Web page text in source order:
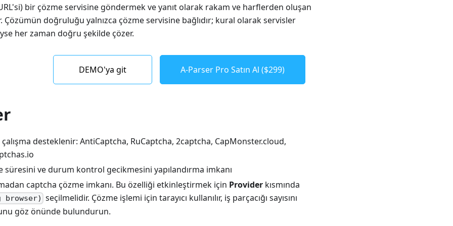
URL'si) bir çözme servisine göndermek ve yanıt olarak rakam ve harflerden oluşan
Çözümün doğruluğu yalnızca çözme servisine bağlıdır; kural olarak servisler
her zaman doğru şekilde çözer.
DEMO'ya git A-Parser Pro Satın Al ($299)
desteklenir: AntiCaptcha, RuCaptcha, 2captcha, CapMonster.cloud,
süresini ve durum kontrol gecikmesini yapılandırma imkanı
captcha çözme imkanı. Bu özelliği etkinleştirmek için Provider kısmında
browser) seçilmelidir. Çözme işlemi için tarayıcı kullanılır, iş parçacığı sayısını
göz önünde bulundurun.